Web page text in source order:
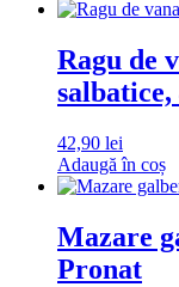
Ragu de
salbatice,
42,90 lei
Adaugă în coș
Mazare
Pronat